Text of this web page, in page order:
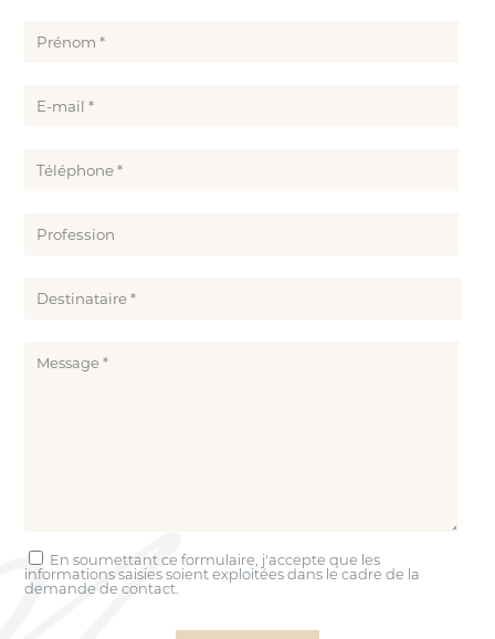
En soumettant ce formulaire, j'accepte que les
informations saisies soient exploitées dans le cadre de la
demande de contact.